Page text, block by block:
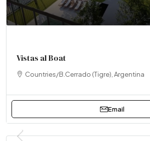
Vistas al Boat
Countries/B.Cerrado (Tigre), Argentina
Email